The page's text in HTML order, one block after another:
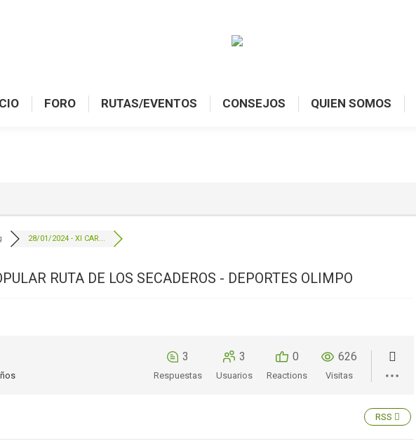
FORO RUTAS/EVENTOS CONSEJOS QUIEN SOMOS
28/01/2024 - XI CAR...
RUTA DE LOS SECADEROS - DEPORTES OLIMPO
3
Respuestas
3
Usuarios
0
Reactions
626
Visitas
RSS